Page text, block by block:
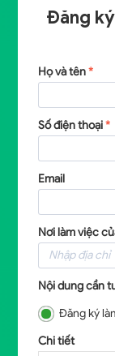
Đăng
Họ và tên*
Số điện thoại*
Email
Nơi làm việc
Nội dung cần
Đăng ký
Chi tiết